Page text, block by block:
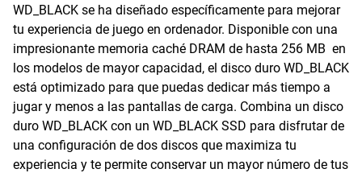
WD_BLACK se ha diseñado específicamente para mejorar
tu experiencia de juego en ordenador. Disponible con una
impresionante memoria caché DRAM de hasta 256 MB en
los modelos de mayor capacidad, el disco duro WD_BLACK
está optimizado para que puedas dedicar más tiempo a
jugar y menos a las pantallas de carga. Combina un disco
duro WD_BLACK con un WD_BLACK SSD para disfrutar de
una configuración de dos discos que maximiza tu
experiencia y te permite conservar un mayor número de tus